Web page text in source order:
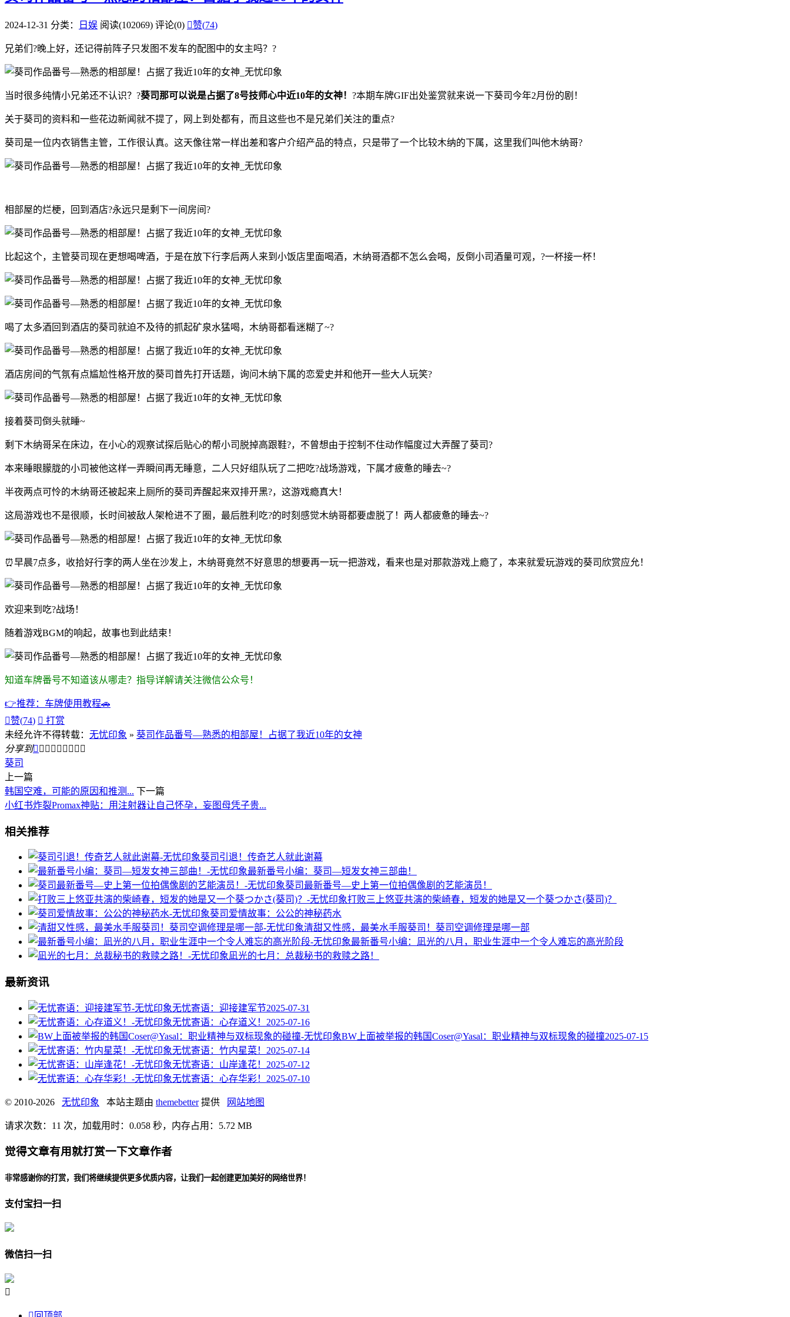
2024-12-31 分类： 日娱 阅读(102069) 评论(0) 赞(74)
兄弟们?晚上好，还记得前阵子只发图不发车的配图中的女主吗？?
当时很多纯情小兄弟还不认识？?葵司那可以说是占据了8号技师心中近10年的女神！ ?本期车牌GIF出处鉴赏就来说一下葵司今年2月份的剧！
关于葵司的资料和一些花边新闻就不提了，网上到处都有，而且这些也不是兄弟们关注的重点?
葵司是一位内衣销售主管，工作很认真。这天像往常一样出差和客户介绍产品的特点，只是带了一个比较木纳的下属，这里我们叫他木纳哥?
相部屋的烂梗，回到酒店?永远只是剩下一间房间?
比起这个，主管葵司现在更想喝啤酒，于是在放下行李后两人来到小饭店里面喝酒，木纳哥酒都不怎么会喝，反倒小司酒量可观，?一杯接一杯！
喝了太多酒回到酒店的葵司就迫不及待的抓起矿泉水猛喝，木纳哥都看迷糊了~?
酒店房间的气氛有点尴尬性格开放的葵司首先打开话题，询问木纳下属的恋爱史并和他开一些大人玩笑?
接着葵司倒头就睡~
剩下木纳哥呆在床边，在小心的观察试探后贴心的帮小司脱掉高跟鞋?，不曾想由于控制不住动作幅度过大弄醒了葵司?
本来睡眼朦胧的小司被他这样一弄瞬间再无睡意，二人只好组队玩了二把吃?战场游戏，下属才疲惫的睡去~?
半夜两点可怜的木纳哥还被起来上厕所的葵司弄醒起来双排开黑?，这游戏瘾真大！
这局游戏也不是很顺，长时间被敌人架枪进不了圈，最后胜利吃?的时刻感觉木纳哥都要虚脱了！两人都疲惫的睡去~?
⏰早晨7点多，收拾好行李的两人坐在沙发上，木纳哥竟然不好意思的想要再一玩一把游戏，看来也是对那款游戏上瘾了，本来就爱玩游戏的葵司欣赏应允！
欢迎来到吃?战场！
随着游戏BGM的响起，故事也到此结束！
知道车牌番号不知道该从哪走？指导详解请关注微信公众号！
👉推荐：车牌使用教程🚗
赞(74)  打赏
未经允许不得转载： 无忧印象 » 葵司作品番号—熟悉的相部屋！占据了我近10年的女神
分享到        
葵司
上一篇
韩国空难，可能的原因和推测... 下一篇
小红书炸裂Promax神贴：用注射器让自己怀孕，妄图母凭子贵...
相关推荐
葵司引退！传奇艺人就此谢幕
最新番号小编：葵司—短发女神三部曲！
葵司最新番号—史上第一位拍偶像剧的艺能演员！
打败三上悠亚共演的柴崎春，短发的她是又一个葵つかさ(葵司)？
葵司爱情故事：公公的神秘药水
清甜又性感，最美水手服葵司！葵司空调修理是哪一部
最新番号小编：凪光的八月，职业生涯中一个令人难忘的高光阶段
凪光的七月：总裁秘书的救赎之路！
最新资讯
无忧寄语：迎接建军节2025-07-31
无忧寄语：心存道义！ 2025-07-16
BW上面被举报的韩国Coser@Yasal：职业精神与双标现象的碰撞​2025-07-15
无忧寄语：竹内星菜！ 2025-07-14
无忧寄语：山岸逢花！ 2025-07-12
无忧寄语：心存华彩！ 2025-07-10
© 2010-2026 无忧印象 本站主题由 themebetter提供 网站地图
请求次数：11 次，加载用时：0.058 秒，内存占用：5.72 MB
觉得文章有用就打赏一下文章作者
非常感谢你的打赏，我们将继续提供更多优质内容，让我们一起创建更加美好的网络世界！
支付宝扫一扫
微信扫一扫
